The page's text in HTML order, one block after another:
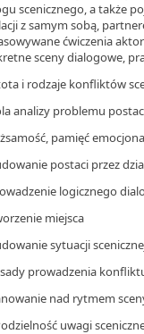
scenicznego, a także
z samym sobą,
ćwiczenia
sceny dialogowe,
i rodzaje konfliktów
analizy problemu
pamięć
postaci przez
logicznego
miejsca
sytuacji
prowadzenia
nad rytmem
uwagi